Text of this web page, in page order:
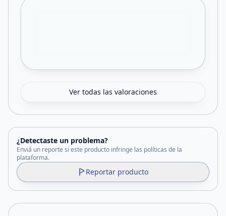
Ver todas las valoraciones
¿Detectaste un problema?
Enviá un reporte si este producto infringe las políticas de la
plataforma.
Reportar producto